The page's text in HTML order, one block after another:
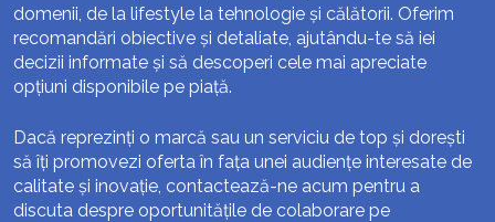
domenii, de la lifestyle la tehnologie și călătorii. Oferim
recomandări obiective și detaliate, ajutându-te să iei
decizii informate și să descoperi cele mai apreciate
opțiuni disponibile pe piață.
Dacă reprezinți o marcă sau un serviciu de top și dorești
să îți promovezi oferta în fața unei audiențe interesate de
calitate și inovație, contactează-ne acum pentru a
discuta despre oportunitățile de colaborare pe